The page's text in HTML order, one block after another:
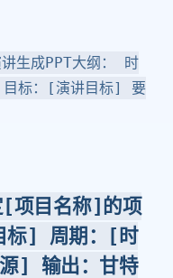
生成PPT大纲： 时
标：[演讲目标] 要
[项目名称]的项
标] 周期：[时
] 输出：甘特